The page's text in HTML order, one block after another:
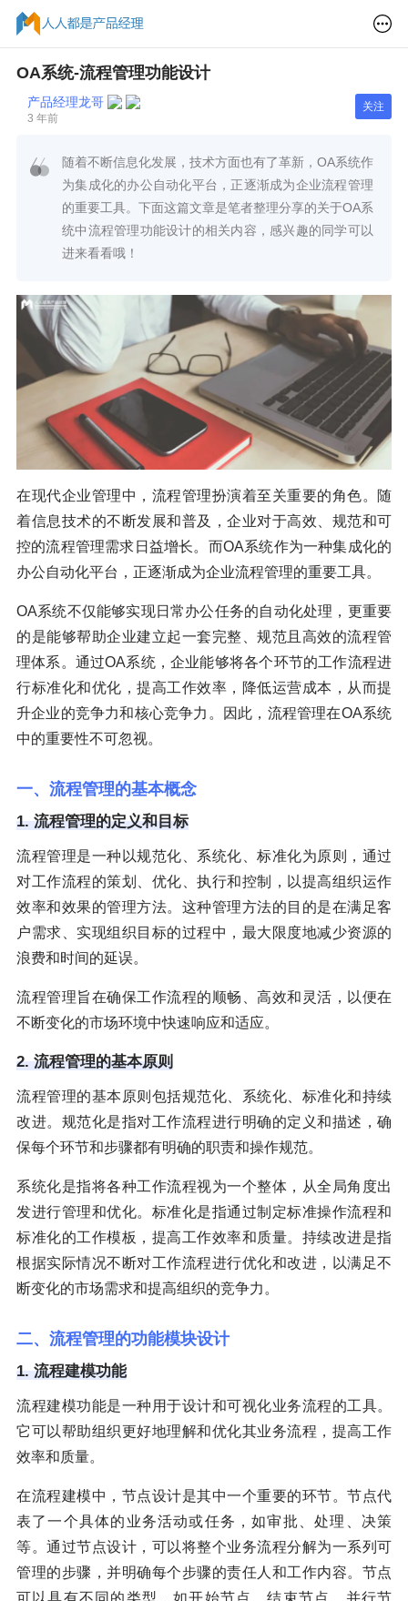
OA系统-流程管理功能设计
产品经理龙哥
3 年前
关注
随着不断信息化发展，技术方面也有了革新，OA系统作
为集成化的办公自动化平台，正逐渐成为企业流程管理
的重要工具。下面这篇文章是笔者整理分享的关于OA系
统中流程管理功能设计的相关内容，感兴趣的同学可以
进来看看哦！
在现代企业管理中，流程管理扮演着至关重要的角色。随
着信息技术的不断发展和普及，企业对于高效、规范和可
控的流程管理需求日益增长。而OA系统作为一种集成化的
办公自动化平台，正逐渐成为企业流程管理的重要工具。
OA系统不仅能够实现日常办公任务的自动化处理，更重要
的是能够帮助企业建立起一套完整、规范且高效的流程管
理体系。通过OA系统，企业能够将各个环节的工作流程进
行标准化和优化，提高工作效率，降低运营成本，从而提
升企业的竞争力和核心竞争力。因此，流程管理在OA系统
中的重要性不可忽视。
一、流程管理的基本概念
1. 流程管理的定义和目标
流程管理是一种以规范化、系统化、标准化为原则，通过
对工作流程的策划、优化、执行和控制，以提高组织运作
效率和效果的管理方法。这种管理方法的目的是在满足客
户需求、实现组织目标的过程中，最大限度地减少资源的
浪费和时间的延误。
流程管理旨在确保工作流程的顺畅、高效和灵活，以便在
不断变化的市场环境中快速响应和适应。
2. 流程管理的基本原则
流程管理的基本原则包括规范化、系统化、标准化和持续
改进。规范化是指对工作流程进行明确的定义和描述，确
保每个环节和步骤都有明确的职责和操作规范。
系统化是指将各种工作流程视为一个整体，从全局角度出
发进行管理和优化。标准化是指通过制定标准操作流程和
标准化的工作模板，提高工作效率和质量。持续改进是指
根据实际情况不断对工作流程进行优化和改进，以满足不
断变化的市场需求和提高组织的竞争力。
二、流程管理的功能模块设计
1. 流程建模功能
流程建模功能是一种用于设计和可视化业务流程的工具。
它可以帮助组织更好地理解和优化其业务流程，提高工作
效率和质量。
在流程建模中，节点设计是其中一个重要的环节。节点代
表了一个具体的业务活动或任务，如审批、处理、决策
等。通过节点设计，可以将整个业务流程分解为一系列可
管理的步骤，并明确每个步骤的责任人和工作内容。节点
可以具有不同的类型，如开始节点、结束节点、并行节